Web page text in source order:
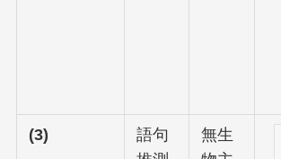
(3)
語句
無生